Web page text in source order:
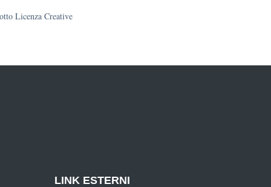
Licenza Creative
LINK ESTERNI